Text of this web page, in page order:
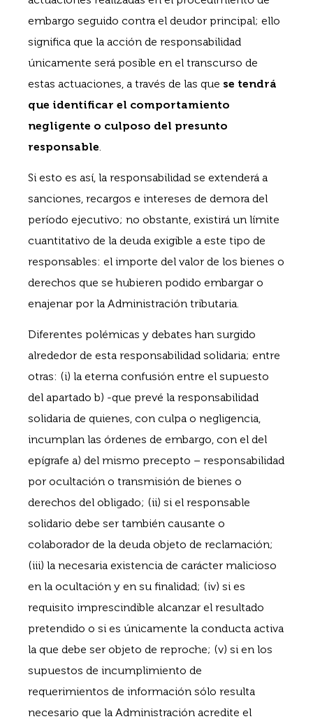
embargo seguido contra el deudor principal; ello
significa que la acción de responsabilidad
únicamente será posible en el transcurso de
estas actuaciones, a través de las que se tendrá
que identificar el comportamiento
negligente o culposo del presunto
responsable
Si esto es así, la responsabilidad se extenderá a
sanciones, recargos e intereses de demora del
período ejecutivo; no obstante, existirá un límite
cuantitativo de la deuda exigible a este tipo de
responsables: el importe del valor de los bienes o
derechos que se hubieren podido embargar o
enajenar por la Administración tributaria.
Diferentes polémicas y debates han surgido
alrededor de esta responsabilidad solidaria; entre
otras: (i) la eterna confusión entre el supuesto
del apartado b) -que prevé la responsabilidad
solidaria de quienes, con culpa o negligencia,
incumplan las órdenes de embargo, con el del
epígrafe a) del mismo precepto – responsabilidad
por ocultación o transmisión de bienes o
derechos del obligado; (ii) si el responsable
solidario debe ser también causante o
colaborador de la deuda objeto de reclamación;
(iii) la necesaria existencia de carácter malicioso
en la ocultación y en su finalidad; (iv) si es
requisito imprescindible alcanzar el resultado
pretendido o si es únicamente la conducta activa
la que debe ser objeto de reproche; (v) si en los
supuestos de incumplimiento de
requerimientos de información sólo resulta
necesario que la Administración acredite el